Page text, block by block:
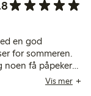
en god
for sommeren.
noen få påpeker
men skjørtets stil
Vis mer